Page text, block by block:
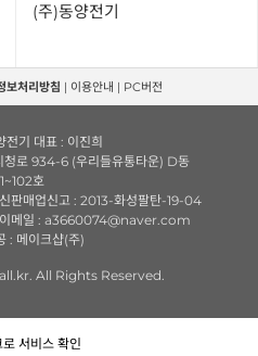
(주)동양전기
보처리방침 | 이용안내 | PC버전
전기 대표 : 이진희
청로 934-6 (우리들유통타운) D동
호
판매업신고 : 2013-화성팔탄-19-04
메일 : a3660074@naver.com
: 메이크샵(주)
All Rights Reserved.